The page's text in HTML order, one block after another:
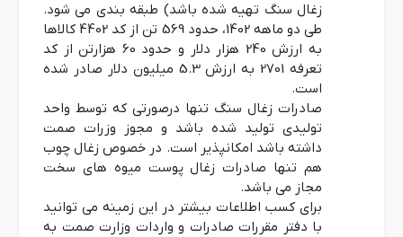
زغال سنگ تهیه شده باشد) طبقه بندی می شود.
طی دو ماهه 1402، حدود 569 تن از کد 4402 کالاها
به ارزش 240 هزار دلار و حدود 60 هزارتن از کد
تعرفه 2701 به ارزش 5.3 میلیون دلار صادر شده
است.
صادرات زغال سنگ تنها درصورتی که توسط واحد
تولیدی تولید شده باشد و مجوز وزرات صمت
داشته باشد امکانپذیر است. در خصوص زغال چوب
هم تنها صادرات زغال پوست میوه های سخت
مجاز می باشد.
برای کسب اطلاعات بیشتر در این زمینه می توانید
با دفتر مقررات صادرات و واردات وزارت صمت به